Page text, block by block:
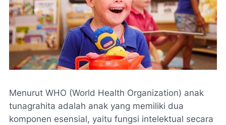
Menurut WHO (World Health Organization) anak
tunagrahita adalah anak yang memiliki dua
komponen esensial, yaitu fungsi intelektual secara